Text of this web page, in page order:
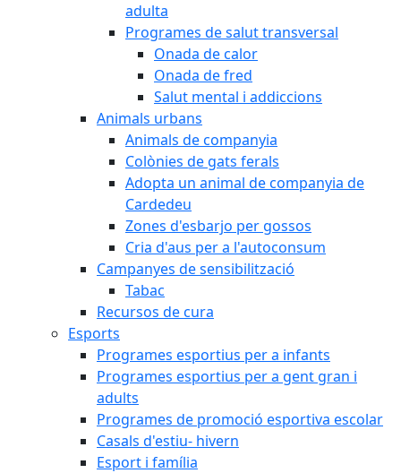
adulta
Programes de salut transversal
Onada de calor
Onada de fred
Salut mental i addiccions
Animals urbans
Animals de companyia
Colònies de gats ferals
Adopta un animal de companyia de
Cardedeu
Zones d'esbarjo per gossos
Cria d'aus per a l'autoconsum
Campanyes de sensibilització
Tabac
Recursos de cura
Esports
Programes esportius per a infants
Programes esportius per a gent gran i
adults
Programes de promoció esportiva escolar
Casals d'estiu- hivern
Esport i família